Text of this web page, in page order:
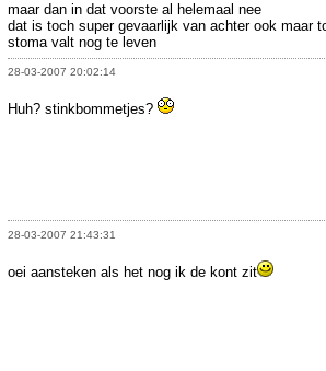
maar dan in dat voorste al helemaal nee
dat is toch super gevaarlijk van achter ook maar
stoma valt nog te leven
28-03-2007 20:02:14
Huh? stinkbommetjes?
28-03-2007 21:43:31
oei aansteken als het nog ik de kont zit